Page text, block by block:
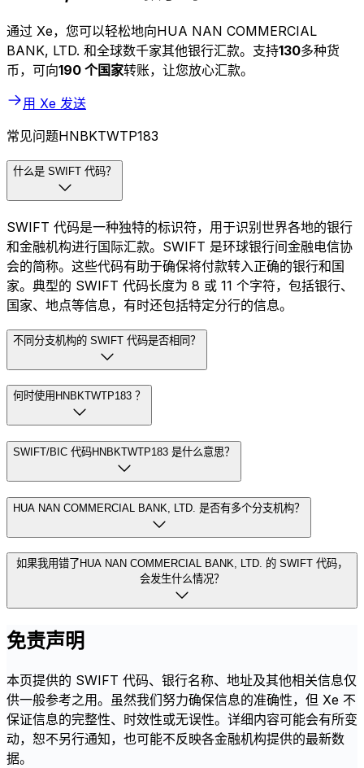
通过 Xe，您可以轻松地向HUA NAN COMMERCIAL
BANK, LTD. 和全球数千家其他银行汇款。支持130多种货
币，可向190 个国家转账，让您放心汇款。
用 Xe 发送
常见问题HNBKTWTP183
什么是 SWIFT 代码？
SWIFT 代码是一种独特的标识符，用于识别世界各地的银行
和金融机构进行国际汇款。SWIFT 是环球银行间金融电信协
会的简称。这些代码有助于确保将付款转入正确的银行和国
家。典型的 SWIFT 代码长度为 8 或 11 个字符，包括银行、
国家、地点等信息，有时还包括特定分行的信息。
不同分支机构的 SWIFT 代码是否相同？
何时使用HNBKTWTP183 ？
SWIFT/BIC 代码HNBKTWTP183 是什么意思？
HUA NAN COMMERCIAL BANK, LTD. 是否有多个分支机构？
如果我用错了HUA NAN COMMERCIAL BANK, LTD. 的 SWIFT 代码，
会发生什么情况？
免责声明
本页提供的 SWIFT 代码、银行名称、地址及其他相关信息仅
供一般参考之用。虽然我们努力确保信息的准确性，但 Xe 不
保证信息的完整性、时效性或无误性。详细内容可能会有所变
动，恕不另行通知，也可能不反映各金融机构提供的最新数
据。